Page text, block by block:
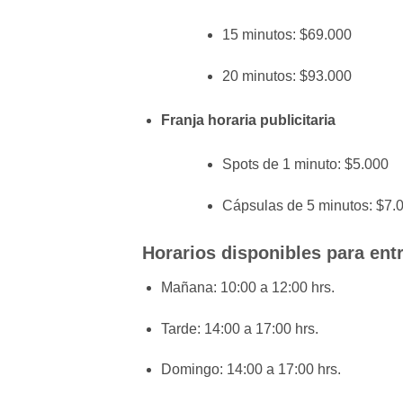
15 minutos: $69.000
20 minutos: $93.000
Franja horaria publicitaria
Spots de 1 minuto: $5.000
Cápsulas de 5 minutos:
Horarios disponibles para
Mañana: 10:00 a 12:00 hrs.
Tarde: 14:00 a 17:00 hrs.
Domingo: 14:00 a 17:00 hrs.